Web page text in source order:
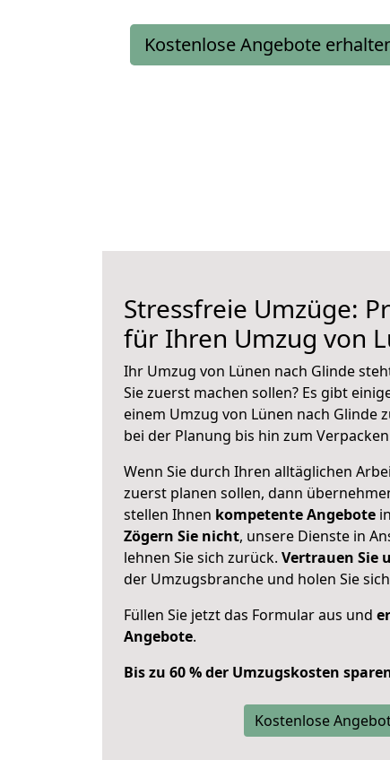
Kostenlose Angebote
Stressfreie Umzüge:
für Ihren Umzug von
Ihr Umzug von Lünen nach Glinde
Sie zuerst machen sollen? Es gibt
einem Umzug von Lünen nach Glinde
bei der Planung bis hin zum
Wenn Sie durch Ihren alltäglichen
zuerst planen sollen, dann
stellen Ihnen kompetente Angebote
Zögern Sie nicht, unsere Dienste in
lehnen Sie sich zurück. Vertrauen Sie
der Umzugsbranche und holen Sie
Füllen Sie jetzt das Formular aus und
Angebote.
Bis zu 60 % der Umzugskosten
Kostenlose